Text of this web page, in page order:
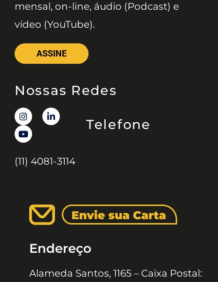
mensal, on-line, áudio (Podcast) e
vídeo (YouTube).
ASSINE
Nossas Redes
Telefone
(11) 4081-3114
Endereço
Alameda Santos, 1165 – Caixa Postal: